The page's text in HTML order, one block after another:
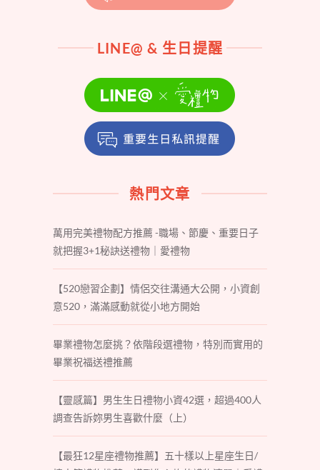
LINE@ & 生日提醒
熱門文章
萬用完美禮物配方推薦 -職場、節慶、重要日子
就把握3+1秘訣送禮物｜愛禮物
【520戀習企劃】情侶交往溝通大公開，小資創
意520，滿滿感動就從小地方開始
畢業禮物怎麼挑？依階段選禮物，特別而實用的
畢業祝福送禮推薦
【靈感篇】男生生日禮物小資42選，超過400人
調查告訴妳男生喜歡什麼（上）
【最狂12星座禮物推薦】五十樣以上星座生日/